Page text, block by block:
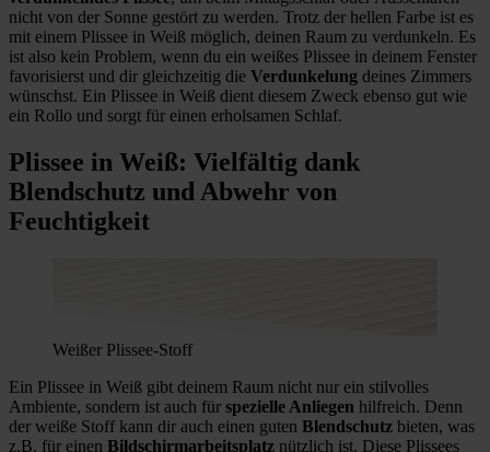
nicht von der Sonne gestört zu werden. Trotz der hellen Farbe ist es
mit einem Plissee in Weiß möglich, deinen Raum zu verdunkeln. Es
ist also kein Problem, wenn du ein weißes Plissee in deinem Fenster
favorisierst und dir gleichzeitig die Verdunkelung deines Zimmers
wünschst. Ein Plissee in Weiß dient diesem Zweck ebenso gut wie
ein Rollo und sorgt für einen erholsamen Schlaf.
Plissee in Weiß: Vielfältig dank
Blendschutz und Abwehr von
Feuchtigkeit
Weißer Plissee-Stoff
Ein Plissee in Weiß gibt deinem Raum nicht nur ein stilvolles
Ambiente, sondern ist auch für spezielle Anliegen hilfreich. Denn
der weiße Stoff kann dir auch einen guten Blendschutz bieten, was
z.B. für einen Bildschirmarbeitsplatz nützlich ist. Diese Plissees